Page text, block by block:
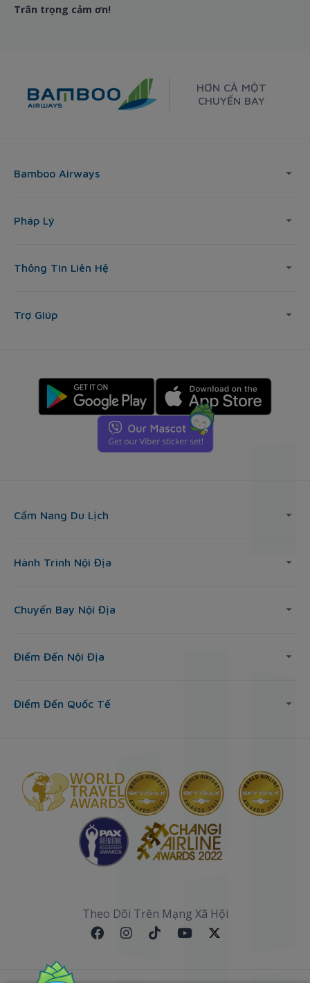
Trân trọng cảm ơn!
HƠN CẢ MỘT
CHUYẾN BAY
Bamboo Airways
Pháp Lý
Thông Tin Liên Hệ
Trợ Giúp
Cẩm Nang Du Lịch
Hành Trình Nội Địa
Chuyến Bay Nội Địa
Điểm Đến Nội Địa
Điểm Đến Quốc Tế
Theo Dõi Trên Mạng Xã Hội